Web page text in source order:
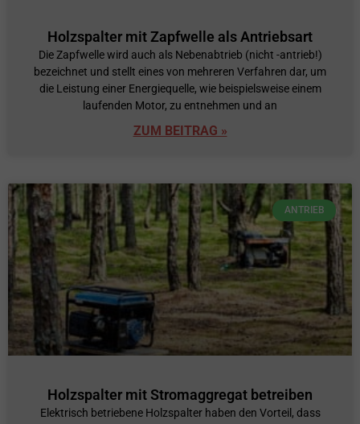
Holzspalter mit Zapfwelle als Antriebsart
Die Zapfwelle wird auch als Nebenabtrieb (nicht -antrieb!)
bezeichnet und stellt eines von mehreren Verfahren dar, um
die Leistung einer Energiequelle, wie beispielsweise einem
laufenden Motor, zu entnehmen und an
ZUM BEITRAG »
ANTRIEB
Holzspalter mit Stromaggregat betreiben
Elektrisch betriebene Holzspalter haben den Vorteil, dass